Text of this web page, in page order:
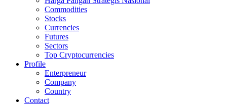
Commodities
Stocks
Currencies
Futures
Sectors
Top Cryptocurrencies
Profile
Enterpreneur
Company
Country
Contact